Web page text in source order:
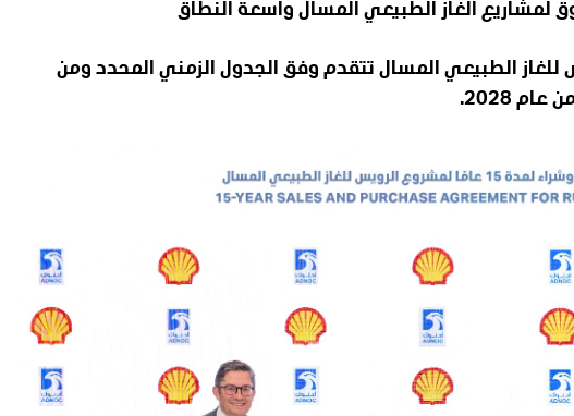
الغاز الطبيعي المسال واسعة النطاق
للغاز الطبيعي المسال تتقدم وفق الجدول الزمني المحدد ومن
2028.